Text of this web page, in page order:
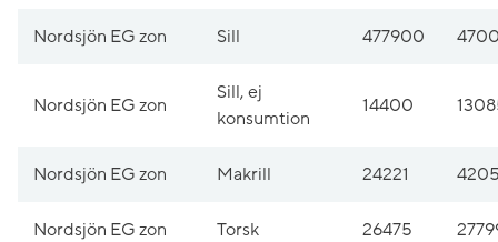
Nordsjön EG zon Sill 477900
Nordsjön EG zon
Sill, ej
konsumtion
14400
Nordsjön EG zon Makrill 24221
Nordsjön EG zon Torsk 26475